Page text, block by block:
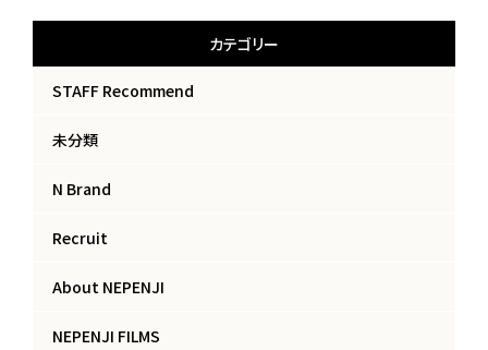
カテゴリー
STAFF Recommend
未分類
N Brand
Recruit
About NEPENJI
NEPENJI FILMS